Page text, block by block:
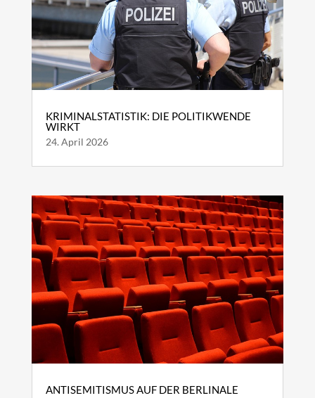
KRIMINALSTATISTIK: DIE POLITIKWENDE
WIRKT
24. April 2026
ANTISEMITISMUS AUF DER BERLINALE